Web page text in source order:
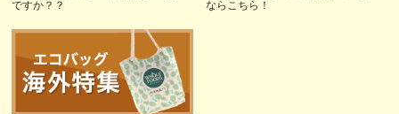
ですか？？
ならこちら！